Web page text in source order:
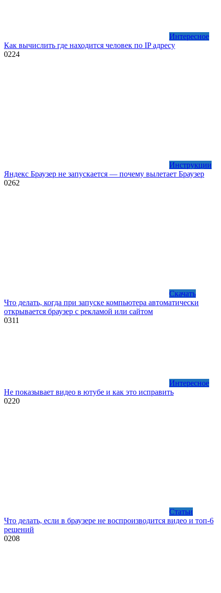
Интересное
Как вычислить где находится человек по IP адресу
0224
Инструкции
Яндекс Браузер не запускается — почему вылетает Браузер
0262
Скачать
Что делать, когда при запуске компьютера автоматически
открывается браузер с рекламой или сайтом
0311
Интересное
Не показывает видео в ютубе и как это исправить
0220
Статьи
Что делать, если в браузере не воспроизводится видео и топ-6
решений
0208